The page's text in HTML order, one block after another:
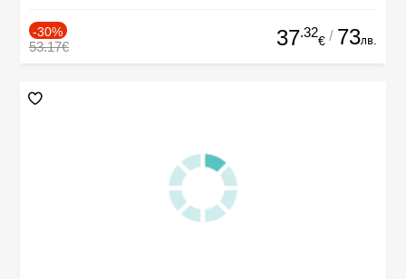
-30%
53.17€ 37.32
€ / 73лв.